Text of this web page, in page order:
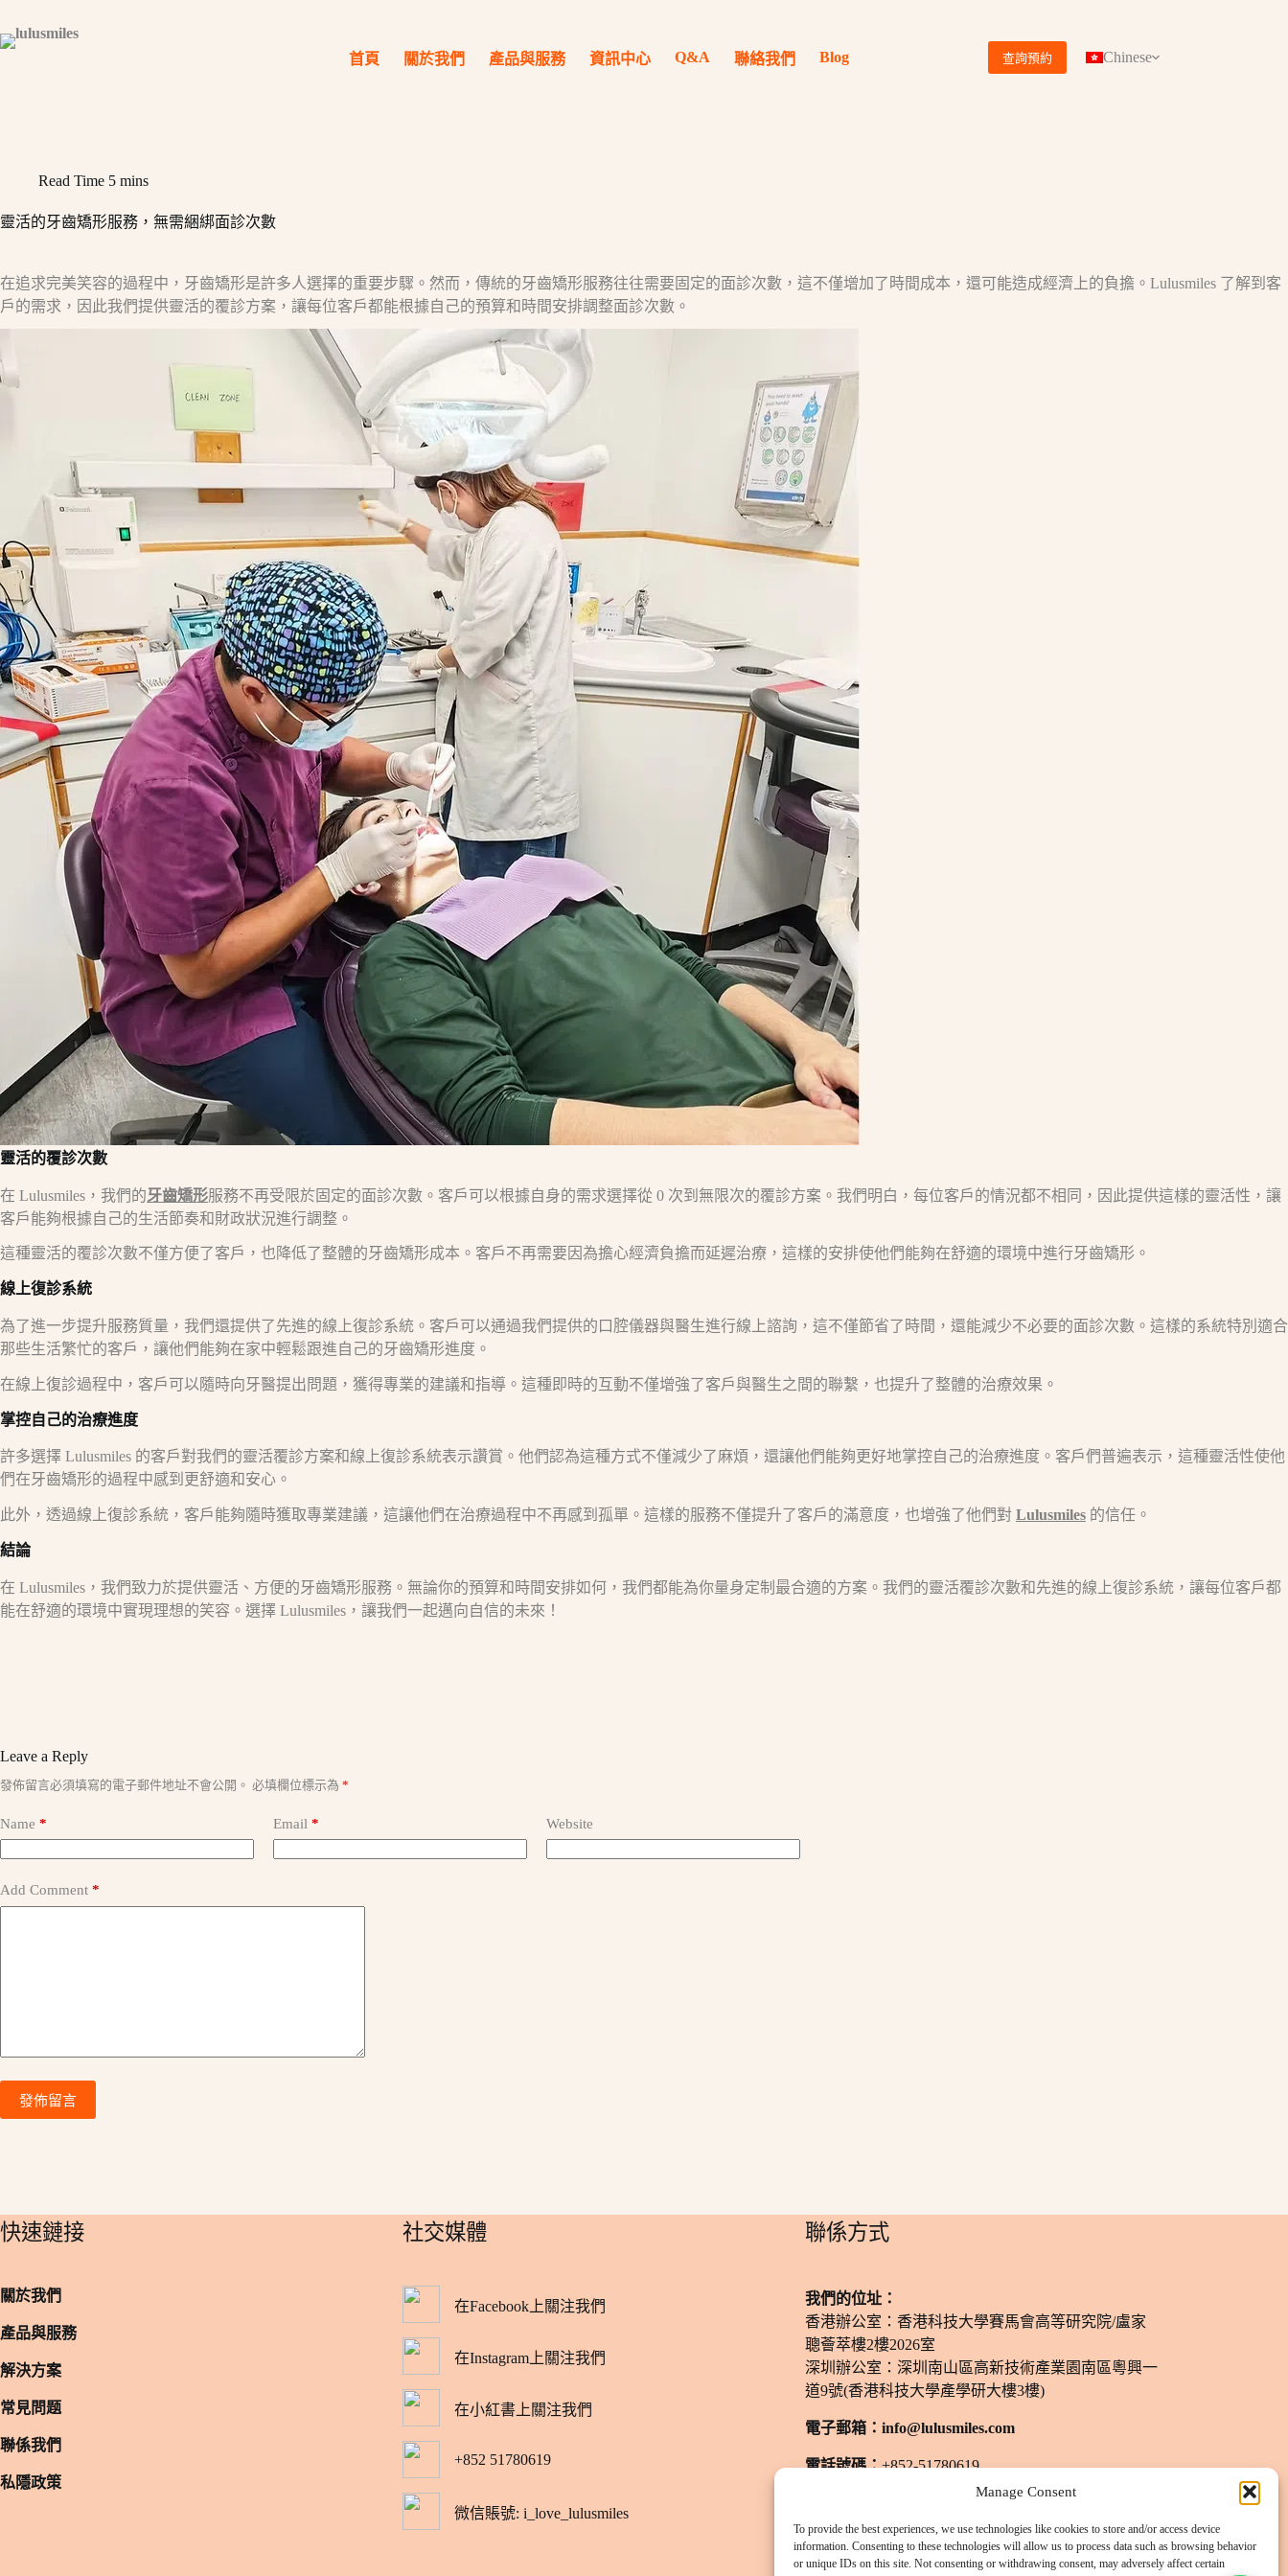
Manage Consent
To provide the best experiences, we use technologies like cookies to store and/or access device
information. Consenting to these technologies will allow us to process data such as browsing behavior
or unique IDs on this site. Not consenting or withdrawing consent, may adversely affect certain
content
首頁
關於我們 產品與服務 資訊中心 Q&A 聯絡我們 Blog 查詢預約 Chinese
Read Time 5 mins
靈活的牙齒矯形服務，無需綑綁面診次數
在追求完美笑容的過程中，牙齒矯形是許多人選擇的重要步驟。然而，傳統的牙齒矯形服務往往需要固定的面診次數，這不僅增加了時間成本，還可能造成經濟上的負擔。Lulusmiles 了解到客
戶的需求，因此我們提供靈活的覆診方案，讓每位客戶都能根據自己的預算和時間安排調整面診次數。
靈活的覆診次數
在 Lulusmiles，我們的牙齒矯形服務不再受限於固定的面診次數。客戶可以根據自身的需求選擇從 0 次到無限次的覆診方案。我們明白，每位客戶的情況都不相同，因此提供這樣的靈活性，讓
客戶能夠根據自己的生活節奏和財政狀況進行調整。
這種靈活的覆診次數不僅方便了客戶，也降低了整體的牙齒矯形成本。客戶不再需要因為擔心經濟負擔而延遲治療，這樣的安排使他們能夠在舒適的環境中進行牙齒矯形。
線上復診系統
為了進一步提升服務質量，我們還提供了先進的線上復診系統。客戶可以通過我們提供的口腔儀器與醫生進行線上諮詢，這不僅節省了時間，還能減少不必要的面診次數。這樣的系統特別適合
那些生活繁忙的客戶，讓他們能夠在家中輕鬆跟進自己的牙齒矯形進度。
在線上復診過程中，客戶可以隨時向牙醫提出問題，獲得專業的建議和指導。這種即時的互動不僅增強了客戶與醫生之間的聯繫，也提升了整體的治療效果。
掌控自己的治療進度
許多選擇 Lulusmiles 的客戶對我們的靈活覆診方案和線上復診系統表示讚賞。他們認為這種方式不僅減少了麻煩，還讓他們能夠更好地掌控自己的治療進度。客戶們普遍表示，這種靈活性使他
們在牙齒矯形的過程中感到更舒適和安心。
此外，透過線上復診系統，客戶能夠隨時獲取專業建議，這讓他們在治療過程中不再感到孤單。這樣的服務不僅提升了客戶的滿意度，也增強了他們對 Lulusmiles 的信任。
結論
在 Lulusmiles，我們致力於提供靈活、方便的牙齒矯形服務。無論你的預算和時間安排如何，我們都能為你量身定制最合適的方案。我們的靈活覆診次數和先進的線上復診系統，讓每位客戶都
能在舒適的環境中實現理想的笑容。選擇 Lulusmiles，讓我們一起邁向自信的未來！
Leave a Reply
發佈留言必須填寫的電子郵件地址不會公開。 必填欄位標示為 *
Name * Email * Website
Add Comment *
發佈留言
A
t
a
t
​快速鏈接
關於我們
產品與服務
解決方案
常見問题
聯係我們
私隱政策
​社交媒體
在Facebook上關注我們
在Instagram上關注我們
在小紅書上關注我們
+852 51780619
微信賬號: i_love_lulusmiles
​聯係方式
我們的位址：
香港辦公室：香港科技大學賽馬會高等研究院/盧家
聰薈萃樓2樓2026室
深圳辦公室：深圳南山區高新技術產業園南區粵興一
道9號(香港科技大學產學研大樓3樓)
電子郵箱： info@lulusmiles.com
電話號碼：+852-51780619
週一至週六：11 am - 8 pm
（僅限預約）
掃碼或長按添加客服微信